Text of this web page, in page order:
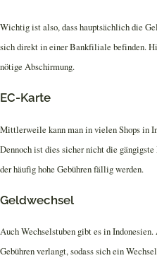
Wichtig ist also, dass hauptsächlich die
sich direkt in einer Bankfiliale befinden.
nötige Abschirmung.
EC-Karte
Mittlerweile kann man in vielen Shops in
Dennoch ist dies sicher nicht die
der häufig hohe Gebühren fällig werden.
Geldwechsel
Auch Wechselstuben gibt es in
Gebühren verlangt, sodass sich ein